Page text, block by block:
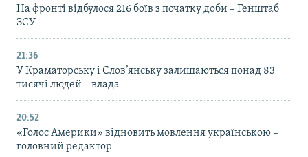
На фронті відбулося 216 боїв з початку доби – Генштаб
ЗСУ
21:36
У Краматорську і Слов’янську залишаються понад 83
тисячі людей – влада
20:52
«Голос Америки» відновить мовлення українською –
головний редактор